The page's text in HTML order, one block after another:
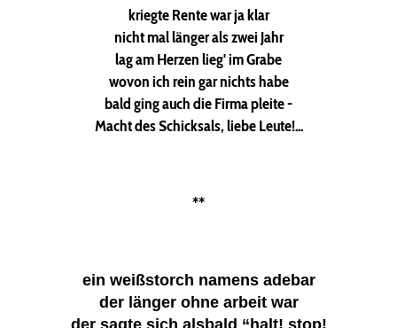
kriegte Rente war ja klar
nicht mal länger als zwei Jahr
lag am Herzen lieg' im Grabe
wovon ich rein gar nichts habe
bald ging auch die Firma pleite -
Macht des Schicksals, liebe Leute!...
**
ein weißstorch namens adebar
der länger ohne arbeit war